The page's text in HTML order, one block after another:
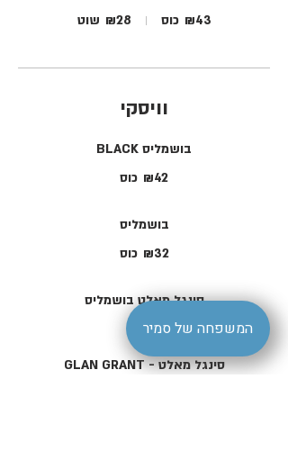
שוט ₪28 כוס ₪43
וויסקי
BLACK בושמליס
כוס ₪42
בושמליס
כוס ₪32
סינגל מאלט בושמליס
₪52
GLAN GRANT - סינגל מאלט
המשפחה של סמיר